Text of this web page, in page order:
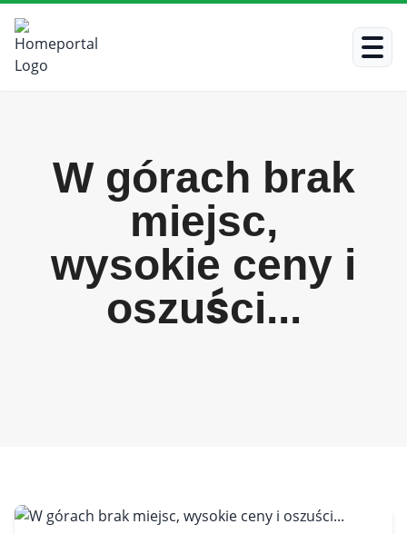
W górach brak
miejsc,
wysokie ceny i
oszuści...